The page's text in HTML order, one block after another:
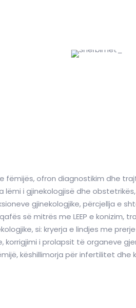
fëmijës, ofron diagnostikim dhe
i gjinekologjisë dhe
gjinekologjike, përcjellja e
së mitrës me LEEP e konizim,
si: kryerja e lindjes me
i prolapsit të organeve
këshillimorja për infertilitet dhe